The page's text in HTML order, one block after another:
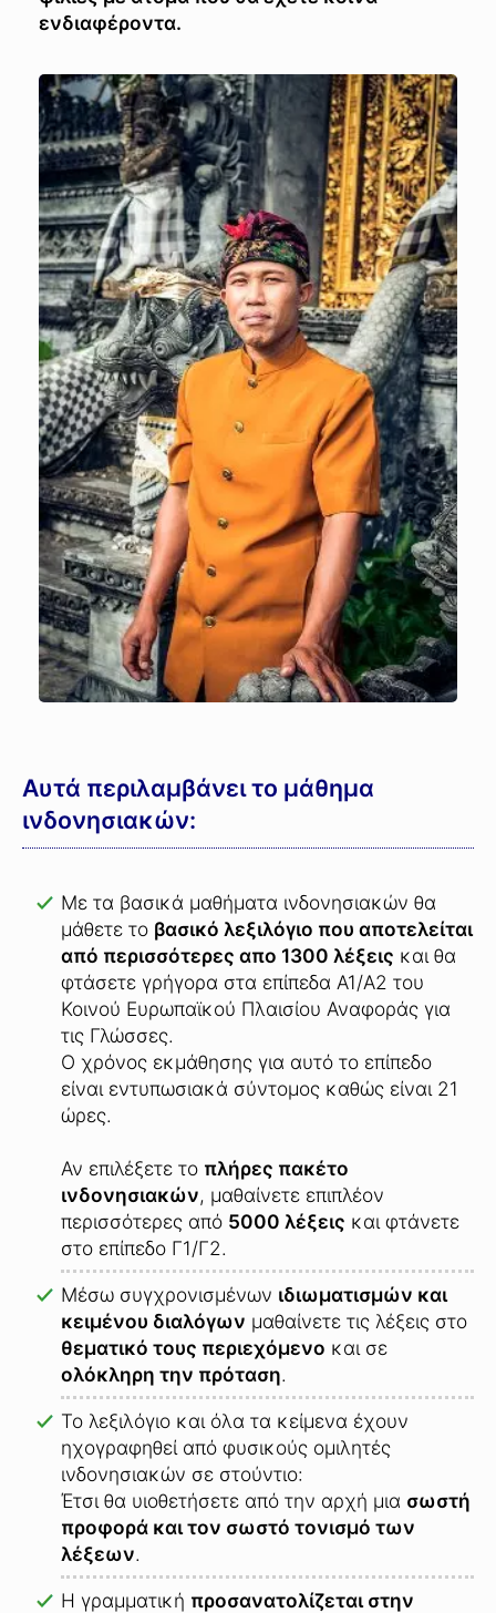
ενδιαφέροντα.
Αυτά περιλαμβάνει το μάθημα
ινδονησιακών:
Με τα βασικά μαθήματα ινδονησιακών θα
μάθετε το βασικό λεξιλόγιο που αποτελείται
από περισσότερες απο 1300 λέξεις και θα
φτάσετε γρήγορα στα επίπεδα A1/A2 του
Κοινού Ευρωπαϊκού Πλαισίου Αναφοράς για
τις Γλώσσες.
Ο χρόνος εκμάθησης για αυτό το επίπεδο
είναι εντυπωσιακά σύντομος καθώς είναι 21
ώρες.
Αν επιλέξετε το πλήρες πακέτο
ινδονησιακών, μαθαίνετε επιπλέον
περισσότερες από 5000 λέξεις και φτάνετε
στο επίπεδο Γ1/Γ2.
Μέσω συγχρονισμένων ιδιωματισμών και
κειμένου διαλόγων μαθαίνετε τις λέξεις στο
θεματικό τους περιεχόμενο και σε
ολόκληρη την πρόταση.
Το λεξιλόγιο και όλα τα κείμενα έχουν
ηχογραφηθεί από φυσικούς ομιλητές
ινδονησιακών σε στούντιο:
Έτσι θα υιοθετήσετε από την αρχή μια σωστή
προφορά και τον σωστό τονισμό των
λέξεων.
Η γραμματική προσανατολίζεται στην